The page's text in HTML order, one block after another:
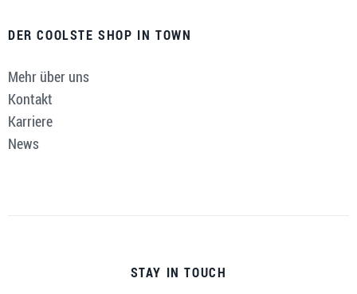
DER COOLSTE SHOP IN TOWN
Mehr über uns
Kontakt
Karriere
News
STAY IN TOUCH